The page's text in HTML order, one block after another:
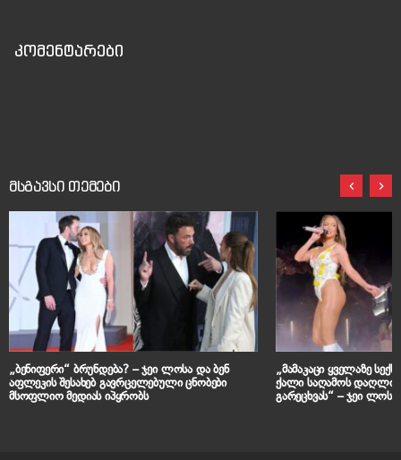
კომენტარები
მსგავსი თემები
„ბენიფერი“ ბრუნდება? – ჯეი ლოსა და ბენ
აფლეკის შესახებ გავრცელებული ცნობები
მსოფლიო მედიას იპყრობს
„მამაკაცი ყველაზე
ქალი საღამოს
გარეცხვას“ – ჯეი ლოს